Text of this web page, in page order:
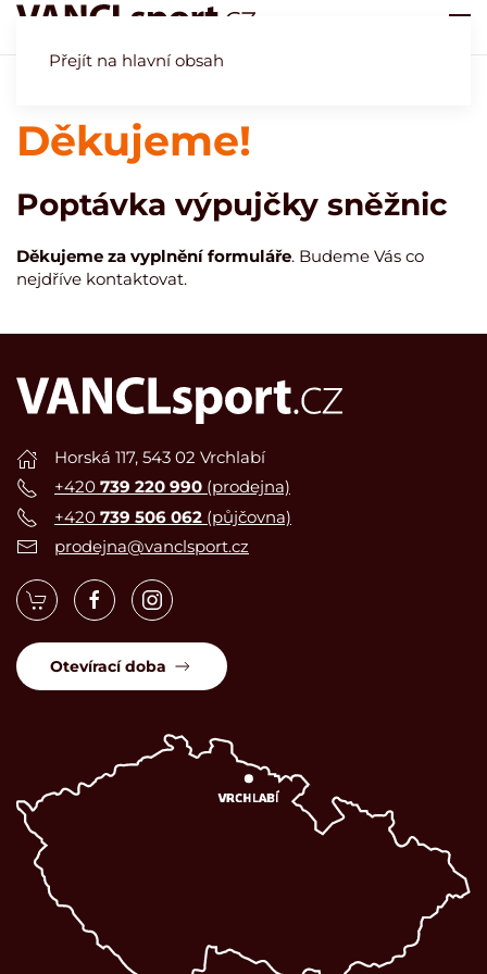
Přejít na hlavní obsah
Děkujeme!
Poptávka výpujčky sněžnic
Děkujeme za vyplnění formuláře. Budeme Vás co
nejdříve kontaktovat.
Horská 117, 543 02 Vrchlabí
+420 739 220 990 (prodejna)
+420 739 506 062 (půjčovna)
prodejna@vanclsport.cz
Otevírací doba